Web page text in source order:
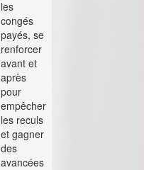
les
congés
payés, se
renforcer
avant et
après
pour
empêcher
les reculs
et gagner
des
avancées